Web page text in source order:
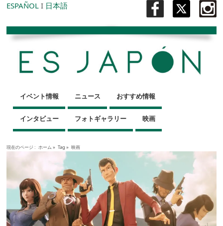
ESPAÑOL I 日本語
イベント情報 ニュース おすすめ情報
インタビュー フォトギャラリー 映画
現在のページ : ホーム » Tag » 映画